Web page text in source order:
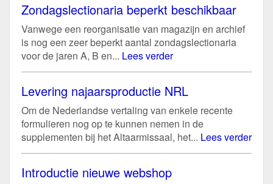
Zondagslectionaria beperkt beschikbaar
Vanwege een reorganisatie van magazijn en archief
is nog een zeer beperkt aantal zondagslectionaria
voor de jaren A, B en... Lees verder
Levering najaarsproductie NRL
Om de Nederlandse vertaling van enkele recente
formulieren nog op te kunnen nemen in de
supplementen bij het Altaarmissaal, het... Lees verder
Introductie nieuwe webshop